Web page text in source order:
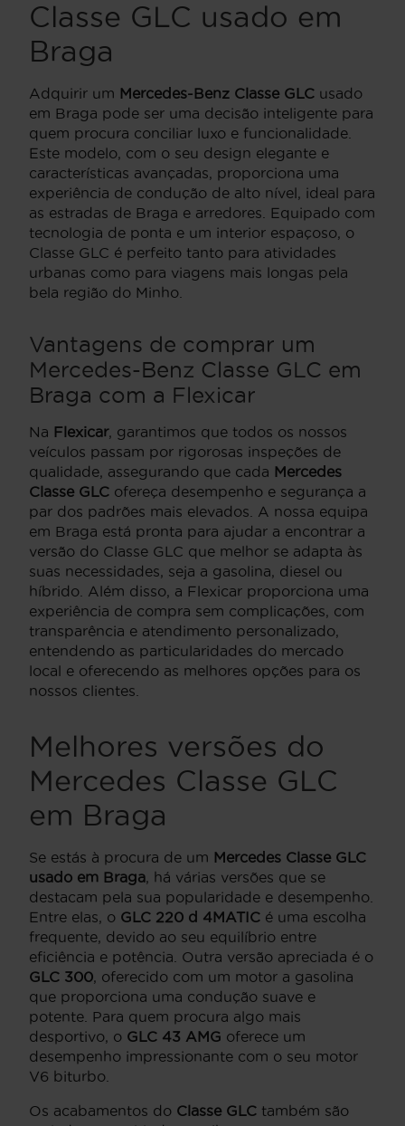
Classe GLC usado em
Braga
Adquirir um Mercedes-Benz Classe GLC usado
em Braga pode ser uma decisão inteligente para
quem procura conciliar luxo e funcionalidade.
Este modelo, com o seu design elegante e
características avançadas, proporciona uma
experiência de condução de alto nível, ideal para
as estradas de Braga e arredores. Equipado com
tecnologia de ponta e um interior espaçoso, o
Classe GLC é perfeito tanto para atividades
urbanas como para viagens mais longas pela
bela região do Minho.
Vantagens de comprar um
Mercedes-Benz Classe GLC em
Braga com a Flexicar
Na Flexicar, garantimos que todos os nossos
veículos passam por rigorosas inspeções de
qualidade, assegurando que cada Mercedes
Classe GLC ofereça desempenho e segurança a
par dos padrões mais elevados. A nossa equipa
em Braga está pronta para ajudar a encontrar a
versão do Classe GLC que melhor se adapta às
suas necessidades, seja a gasolina, diesel ou
híbrido. Além disso, a Flexicar proporciona uma
experiência de compra sem complicações, com
transparência e atendimento personalizado,
entendendo as particularidades do mercado
local e oferecendo as melhores opções para os
nossos clientes.
Melhores versões do
Mercedes Classe GLC
em Braga
Se estás à procura de um Mercedes Classe GLC
usado em Braga, há várias versões que se
destacam pela sua popularidade e desempenho.
Entre elas, o GLC 220 d 4MATIC é uma escolha
frequente, devido ao seu equilíbrio entre
eficiência e potência. Outra versão apreciada é o
GLC 300, oferecido com um motor a gasolina
que proporciona uma condução suave e
potente. Para quem procura algo mais
desportivo, o GLC 43 AMG oferece um
desempenho impressionante com o seu motor
V6 biturbo.
Os acabamentos do Classe GLC também são